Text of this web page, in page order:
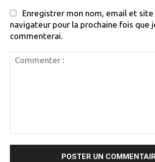
Enregistrer mon nom, email et site
navigateur pour la prochaine fois que
commenterai.